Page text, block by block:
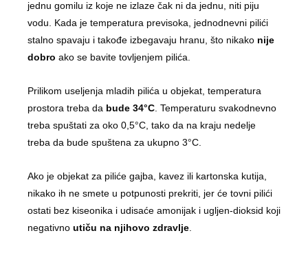
jednu gomilu iz koje ne izlaze čak ni da jednu, niti piju
vodu. Kada je temperatura previsoka, jednodnevni pilići
stalno spavaju i takođe izbegavaju hranu, što nikako nije
dobro ako se bavite tovljenjem pilića.
Prilikom useljenja mladih pilića u objekat, temperatura
prostora treba da bude 34°C. Temperaturu svakodnevno
treba spuštati za oko 0,5°C, tako da na kraju nedelje
treba da bude spuštena za ukupno 3°C.
Ako je objekat za piliće gajba, kavez ili kartonska kutija,
nikako ih ne smete u potpunosti prekriti, jer će tovni pilići
ostati bez kiseonika i udisaće amonijak i ugljen-dioksid koji
negativno utiču na njihovo zdravlje.